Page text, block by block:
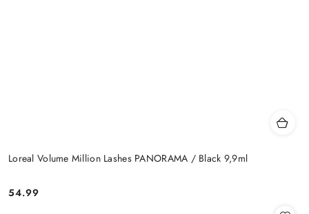
Loreal Volume Million Lashes PANORAMA / Black 9,9ml
Cena:
54.99